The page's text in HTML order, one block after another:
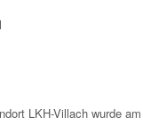
LKH-Villach wurde